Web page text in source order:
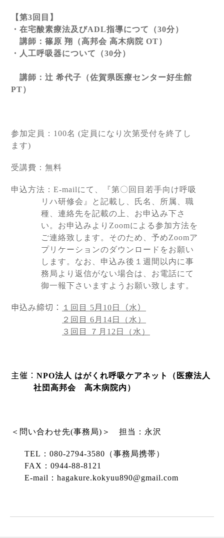
【第3 回目】
・在宅酸素療法及びADL指導につて（30分）
講師：篠原 翔（高邦会 高木病院 OT）
・人工呼吸器について（30分）
講師：辻 希代子（佐賀県医療センター好生館
PT）
参加定員： 100名 (定員になり次第受付を終了し
ます)
受講費：無料
申込方法： E-mailにて、『第〇回目若手向け呼吸
リハ研修会』と記載し、氏名、所属、職
種、連絡先を記載の上、 お申込み下さ
い。お申込みより Zoomによる参加方法を
ご連絡致します。そのため、予めZoomア
プリ ケーションのダウンロードをお願い
します。なお、申込み後１週間以内に事
務局より返信がない場合は、 お電話にて
御一報下さいますようお願い致します。
申込み締切： １回目 5月 10 日 （水 ）
２回目 6 月 14 日（水）
３回目 ７月 12 日（水）
主催： NPO法人 はがくれ呼吸ケアネット（医療法人
社団高邦会 高木病院内）
＜問い合わせ先(事務局) ＞ 担当：永沢
TEL ： 080-2794-3580 （事務局携帯）
FAX ： 0944-88-8121
E-mail ： hagakure.kokyuu890@gmail.com